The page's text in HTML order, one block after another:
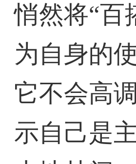
悄然将“百
为自身的
它不会高
示自己是